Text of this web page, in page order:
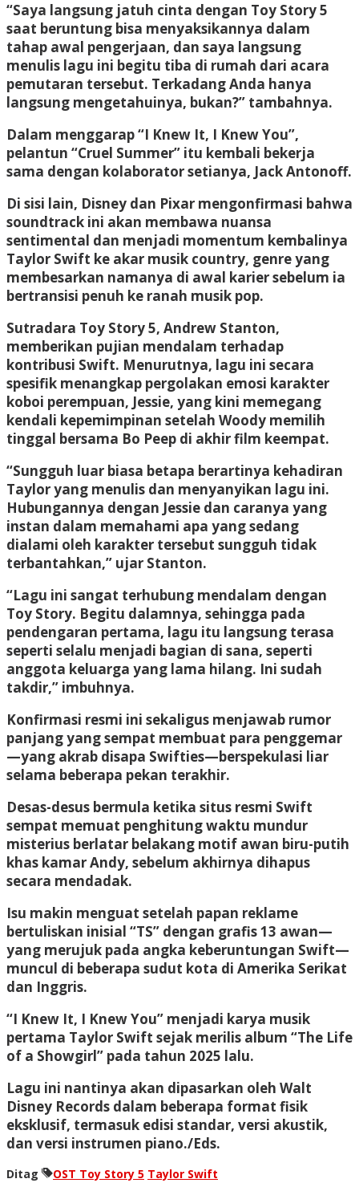
“Saya langsung jatuh cinta dengan Toy Story 5
saat beruntung bisa menyaksikannya dalam
tahap awal pengerjaan, dan saya langsung
menulis lagu ini begitu tiba di rumah dari acara
pemutaran tersebut. Terkadang Anda hanya
langsung mengetahuinya, bukan?” tambahnya.
Dalam menggarap “I Knew It, I Knew You”,
pelantun “Cruel Summer” itu kembali bekerja
sama dengan kolaborator setianya, Jack Antonoff.
Di sisi lain, Disney dan Pixar mengonfirmasi bahwa
soundtrack ini akan membawa nuansa
sentimental dan menjadi momentum kembalinya
Taylor Swift ke akar musik country, genre yang
membesarkan namanya di awal karier sebelum ia
bertransisi penuh ke ranah musik pop.
Sutradara Toy Story 5, Andrew Stanton,
memberikan pujian mendalam terhadap
kontribusi Swift. Menurutnya, lagu ini secara
spesifik menangkap pergolakan emosi karakter
koboi perempuan, Jessie, yang kini memegang
kendali kepemimpinan setelah Woody memilih
tinggal bersama Bo Peep di akhir film keempat.
“Sungguh luar biasa betapa berartinya kehadiran
Taylor yang menulis dan menyanyikan lagu ini.
Hubungannya dengan Jessie dan caranya yang
instan dalam memahami apa yang sedang
dialami oleh karakter tersebut sungguh tidak
terbantahkan,” ujar Stanton.
“Lagu ini sangat terhubung mendalam dengan
Toy Story. Begitu dalamnya, sehingga pada
pendengaran pertama, lagu itu langsung terasa
seperti selalu menjadi bagian di sana, seperti
anggota keluarga yang lama hilang. Ini sudah
takdir,” imbuhnya.
Konfirmasi resmi ini sekaligus menjawab rumor
panjang yang sempat membuat para penggemar
—yang akrab disapa Swifties—berspekulasi liar
selama beberapa pekan terakhir.
Desas-desus bermula ketika situs resmi Swift
sempat memuat penghitung waktu mundur
misterius berlatar belakang motif awan biru-putih
khas kamar Andy, sebelum akhirnya dihapus
secara mendadak.
Isu makin menguat setelah papan reklame
bertuliskan inisial “TS” dengan grafis 13 awan—
yang merujuk pada angka keberuntungan Swift—
muncul di beberapa sudut kota di Amerika Serikat
dan Inggris.
“I Knew It, I Knew You” menjadi karya musik
pertama Taylor Swift sejak merilis album “The Life
of a Showgirl” pada tahun 2025 lalu.
Lagu ini nantinya akan dipasarkan oleh Walt
Disney Records dalam beberapa format fisik
eksklusif, termasuk edisi standar, versi akustik,
dan versi instrumen piano./Eds.
Ditag OST Toy Story 5 Taylor Swift